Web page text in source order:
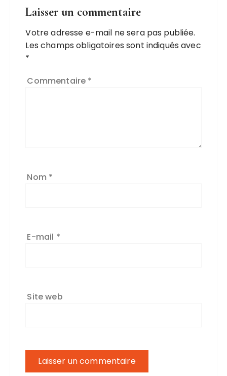
Laisser un commentaire
Votre adresse e-mail ne sera pas publiée.
Les champs obligatoires sont indiqués avec
*
Commentaire *
Nom *
E-mail *
Site web